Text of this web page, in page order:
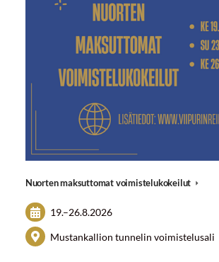
Nuorten maksuttomat voimistelukokeilut
19.–26.8.2026
Mustankallion tunnelin voimistelusali